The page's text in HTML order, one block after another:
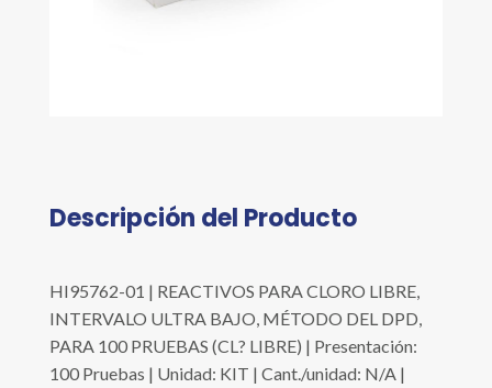
Descripción del Producto
HI95762-01 | REACTIVOS PARA CLORO LIBRE,
INTERVALO ULTRA BAJO, MÉTODO DEL DPD,
PARA 100 PRUEBAS (CL? LIBRE) | Presentación:
100 Pruebas | Unidad: KIT | Cant./unidad: N/A |